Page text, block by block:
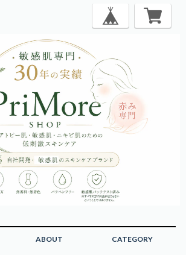
ABOUT CATEGORY